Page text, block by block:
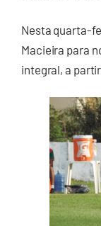
Nesta quarta-
Macieira para
integral, a